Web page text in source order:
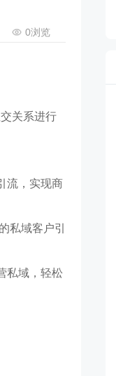
0浏览
关系进行
流，实现商
私域客户引
私域，轻松